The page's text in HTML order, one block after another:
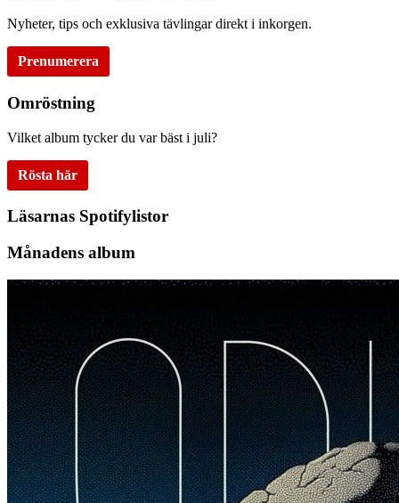
Nyheter, tips och exklusiva tävlingar direkt i inkorgen.
Prenumerera
Omröstning
Vilket album tycker du var bäst i juli?
Rösta här
Läsarnas Spotifylistor
Månadens album